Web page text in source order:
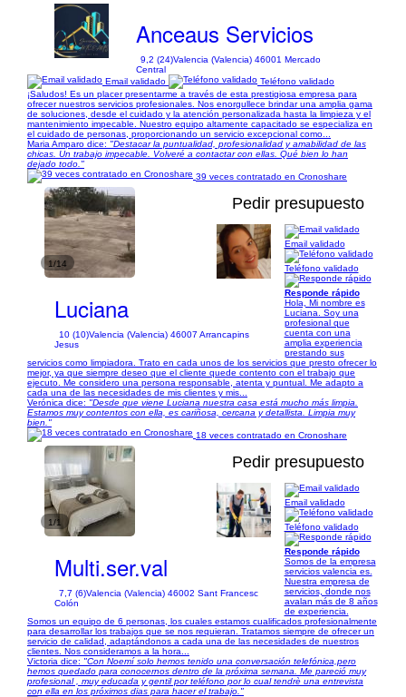
Anceaus Servicios
9,2 (24)Valencia (Valencia) 46001 Mercado
Central
Email validado
Teléfono validado
¡Saludos! Es un placer presentarme a través de esta prestigiosa empresa para
ofrecer nuestros servicios profesionales. Nos enorgullece brindar una amplia gama
de soluciones, desde el cuidado y la atención personalizada hasta la limpieza y el
mantenimiento impecable. Nuestro equipo altamente capacitado se especializa en
el cuidado de personas, proporcionando un servicio excepcional como...
Maria Amparo dice: "Destacar la puntualidad, profesionalidad y amabilidad de las
chicas. Un trabajo impecable. Volveré a contactar con ellas. Qué bien lo han
dejado todo."
39 veces contratado en Cronoshare
1/14
Pedir presupuesto
Luciana
10 (10)Valencia (Valencia) 46007 Arrancapins
Jesus
Email validado
Teléfono validado
Responde rápido
Hola, Mi nombre es
Luciana. Soy una
profesional que
cuenta con una
amplia experiencia
prestando sus
servicios como limpiadora. Trato en cada unos de los servicios que presto ofrecer lo
mejor, ya que siempre deseo que el cliente quede contento con el trabajo que
ejecuto. Me considero una persona responsable, atenta y puntual. Me adapto a
cada una de las necesidades de mis clientes y mis...
Verónica dice: "Desde que viene Luciana nuestra casa está mucho más limpia.
Estamos muy contentos con ella, es cariñosa, cercana y detallista. Limpia muy
bien."
18 veces contratado en Cronoshare
1/1
Pedir presupuesto
Multi.ser.val
7,7 (6)Valencia (Valencia) 46002 Sant Francesc
Colón
Email validado
Teléfono validado
Responde rápido
Somos de la empresa
servicios valencia es.
Nuestra empresa de
servicios, donde nos
avalan más de 8 años
de experiencia.
Somos un equipo de 6 personas, los cuales estamos cualificados profesionalmente
para desarrollar los trabajos que se nos requieran. Tratamos siempre de ofrecer un
servicio de calidad, adaptándonos a cada una de las necesidades de nuestros
clientes. Nos consideramos a la hora...
Victoria dice: "Con Noemí solo hemos tenido una conversación telefónica,pero
hemos quedado para conocernos dentro de la próxima semana. Me pareció muy
profesional , muy educada y gentil por teléfono por lo cual tendrè una entrevista
con ella en los próximos dias para hacer el trabajo."